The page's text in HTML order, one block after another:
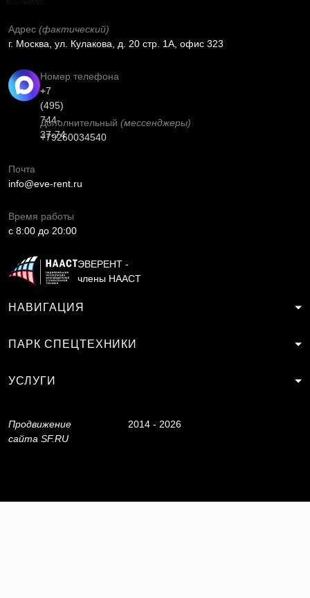
Адрес (фактический)
г. Москва, ул. Кулакова, д. 20 стр. 1А, офис 323
Номер телефона
+7
(495)
744-
37-74
Дополнительный (мессенджеры)
+79260034540
Почта
info@eve-rent.ru
Время работы
c 8:00 до 20:00
ЭВЕРЕНТ -
члены НААСТ
НАВИГАЦИЯ
ПАРК СПЕЦТЕХНИКИ
УСЛУГИ
Продвижение
сайта SF.RU
2014 - 2026